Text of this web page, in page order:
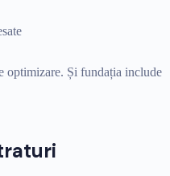
optimizare. Și fundația include